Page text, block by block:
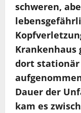
schweren,
Krankenhaus
dort stationär
Dauer der
kam es